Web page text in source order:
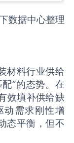
数据中心整理
材料行业供给
”的态势。在
效填补供给缺
需求刚性增
态平衡，但不